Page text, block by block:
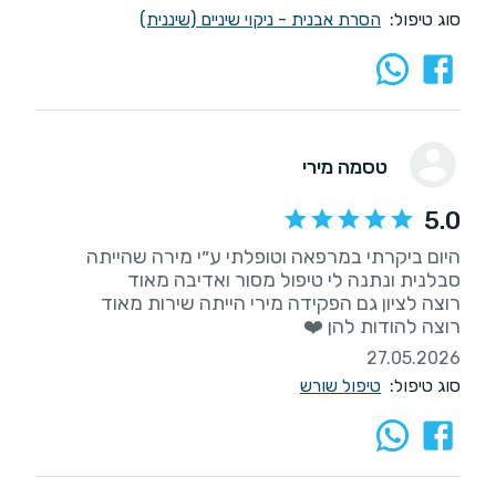
סוג טיפול: הסרת אבנית - ניקוי שיניים (שיננית)
טסמה מירי
5.0
היום ביקרתי במרפאה וטופלתי ע״י מירה שהייתה
רוצה להודות להן ❤️
27.05.2026
סוג טיפול: טיפול שורש